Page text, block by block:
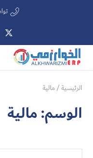
الرئيسية/مالية
الوسم:مالية